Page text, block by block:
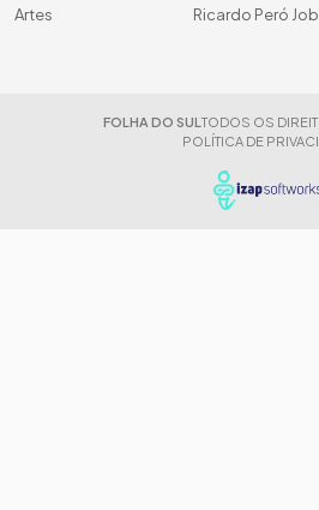
Artes
Ricardo Peró Job
FOLHA DO SUL TODOS OS
POLÍTICA DE